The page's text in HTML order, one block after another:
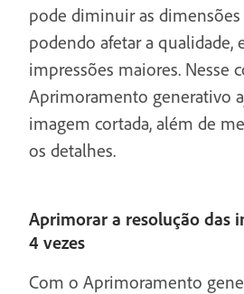
pode diminuir as
podendo afetar a qualidade,
impressões maiores. Nesse
Aprimoramento generativo
imagem cortada, além de
os detalhes.
Aprimorar a resolução das
4 vezes
Com o Aprimoramento